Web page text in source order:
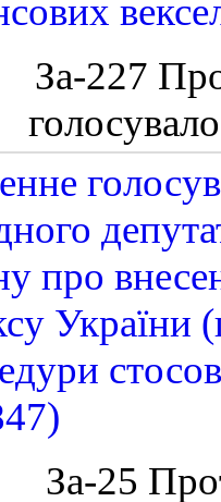
За-227
про
України
За-25